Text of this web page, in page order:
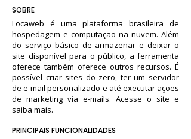
SOBRE
Locaweb é uma plataforma brasileira de
hospedagem e computação na nuvem. Além
do serviço básico de armazenar e deixar o
site disponível para o público, a ferramenta
oferece também oferece outros recursos. É
possível criar sites do zero, ter um servidor
de e-mail personalizado e até executar ações
de marketing via e-mails. Acesse o site e
saiba mais.
PRINCIPAIS FUNCIONALIDADES